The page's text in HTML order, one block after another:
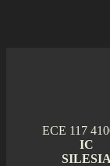
ECE 117
IC
SILESIA